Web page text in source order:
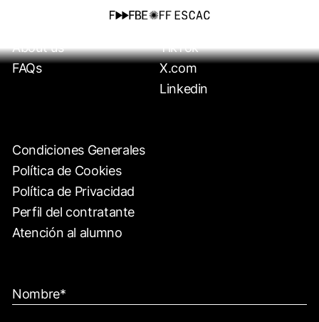
About us
FAQs
TikTok
X.com
Linkedin
Condiciones Generales
Política de Cookies
Política de Privacidad
Perfil del contratante
Atención al alumno